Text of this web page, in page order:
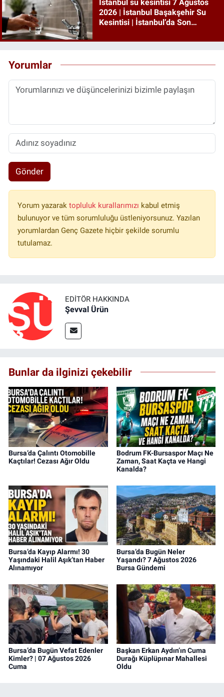
İstanbul su kesintisi 7 Ağustos
2026 | İstanbul Başakşehir Su
Kesintisi | İstanbul’da Son
Yorumlar
Gönder
Yorum yazarak topluluk kurallarımızı kabul etmiş
bulunuyor ve tüm sorumluluğu üstleniyorsunuz. Yazılan
yorumlardan Genç Gazete hiçbir şekilde sorumlu
tutulamaz.
EDITÖR HAKKINDA
Şevval Ürün
Bunlar da ilginizi çekebilir
Bursa’da Çalıntı Otomobille
Kaçtılar! Cezası Ağır Oldu
Bodrum FK-Bursaspor Maçı Ne
Zaman, Saat Kaçta ve Hangi
Kanalda?
Bursa’da Kayıp Alarmı! 30
Yaşındaki Halil Aşık’tan Haber
Alınamıyor
Bursa’da Bugün Neler
Yaşandı? 7 Ağustos 2026
Bursa Gündemi
Bursa’da Bugün Vefat Edenler
Kimler? | 07 Ağustos 2026
Cuma
Başkan Erkan Aydın’ın Cuma
Durağı Küplüpınar Mahallesi
Oldu